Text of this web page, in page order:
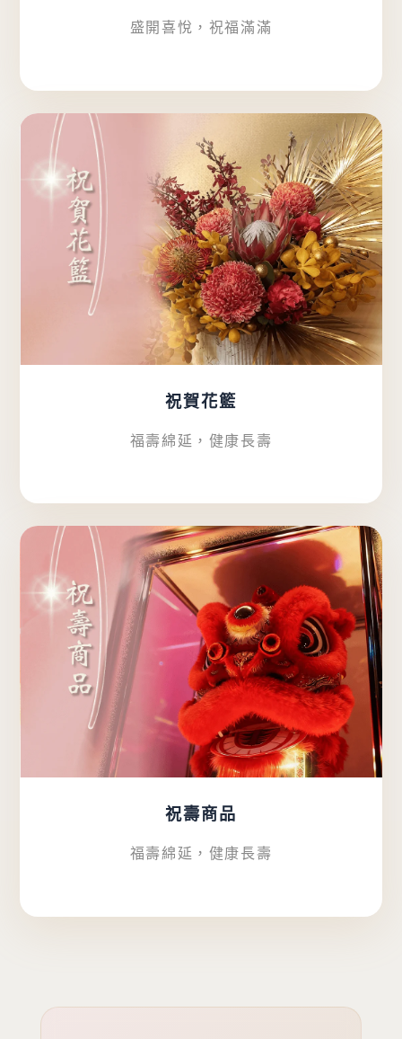
盛開喜悅，祝福滿滿
祝賀花籃
福壽綿延，健康長壽
祝壽商品
福壽綿延，健康長壽